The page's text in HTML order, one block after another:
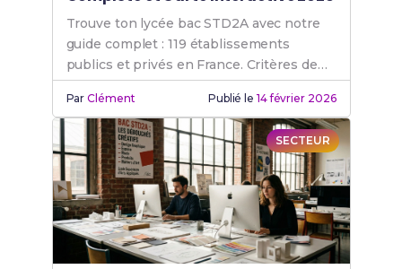
Trouve ton lycée bac STD2A avec notre
guide complet : 119 établissements
publics et privés en France. Critères de
sélection et conseils d'admission inclus.
ParClément Publié le 14 février 2026
SECTEUR